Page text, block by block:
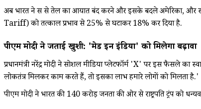
अब भारत ने रूस से तेल का आयात बंद करने और इसके बदले अमेरिका, और
Tariff) को तत्काल प्रभाव से 25% से घटाकर 18% कर दिया है.
पीएम मोदी ने जताई खुशी: 'मेड इन इंडिया' को मिलेगा बढ़ावा
प्रधानमंत्री नरेंद्र मोदी ने सोशल मीडिया प्लेटफॉर्म 'X' पर इस फैसले
लोकतंत्र मिलकर काम करते हैं, तो इसका लाभ हमारे लोगों को मिलता है.'
पीएम मोदी ने भारत की 140 करोड़ जनता की ओर से राष्ट्रपति ट्रंप को